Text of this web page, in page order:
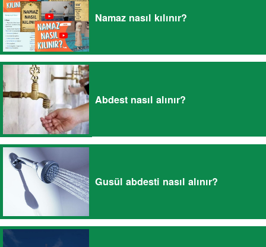
Namaz nasıl kılınır?
Abdest nasıl alınır?
Gusül abdesti nasıl alınır?